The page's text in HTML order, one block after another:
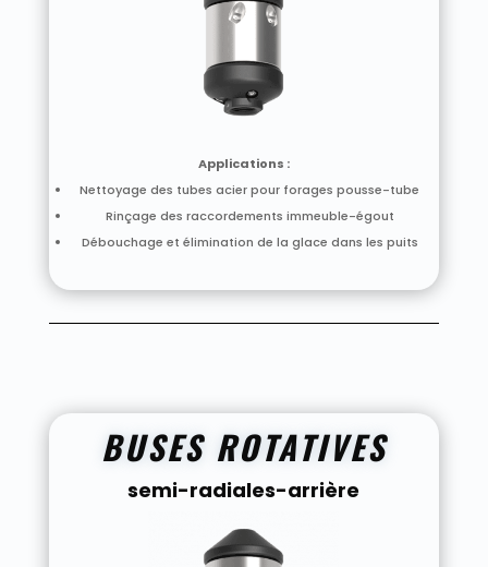
Applications :
Nettoyage des tubes acier pour forages pousse-tube
Rinçage des raccordements immeuble-égout
Débouchage et élimination de la glace dans les puits
BUSES ROTATIVES
semi-radiales-arrière